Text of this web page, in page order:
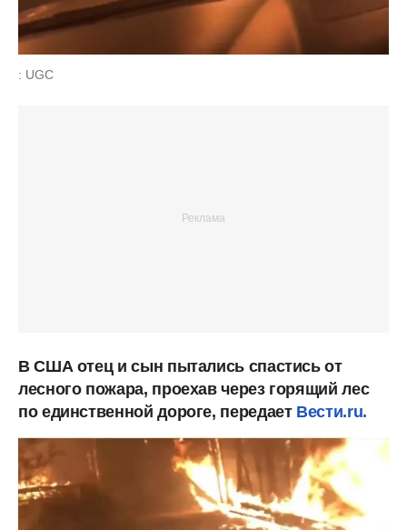
: UGC
В США отец и сын пытались спастись от
лесного пожара, проехав через горящий лес
по единственной дороге, передает Вести.ru.